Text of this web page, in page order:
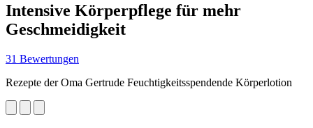
Intensive Körperpflege für mehr
Geschmeidigkeit
31 Bewertungen
Rezepte der Oma Gertrude Feuchtigkeitsspendende Körperlotion